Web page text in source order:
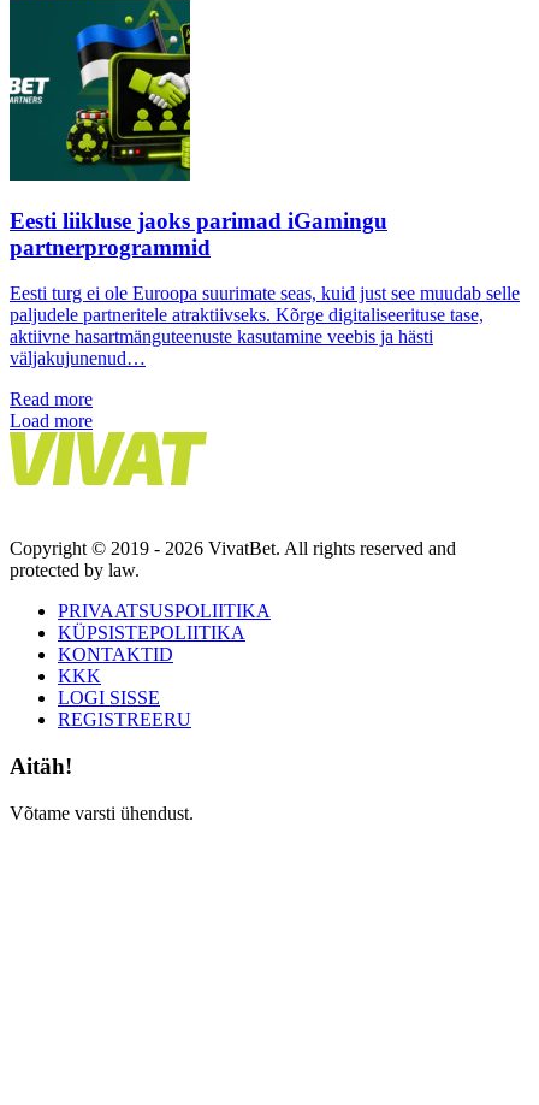
Eesti liikluse jaoks parimad iGamingu
partnerprogrammid
Eesti turg ei ole Euroopa suurimate seas, kuid just see muudab selle
paljudele partneritele atraktiivseks. Kõrge digitaliseerituse tase,
aktiivne hasartmänguteenuste kasutamine veebis ja hästi
väljakujunenud…
Read more
Load more
Copyright © 2019 - 2026 VivatBet. All rights reserved and
protected by law.
PRIVAATSUSPOLIITIKA
KÜPSISTEPOLIITIKA
KONTAKTID
KKK
LOGI SISSE
REGISTREERU
Aitäh!
Võtame varsti ühendust.